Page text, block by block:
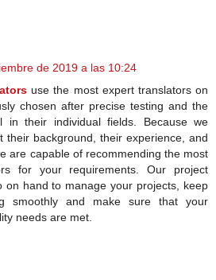
de 2019 a las 10:24
use the most expert translators on
chosen after precise testing and the
in their individual fields. Because we
their background, their experience, and
are capable of recommending the most
for your requirements. Our project
on hand to manage your projects, keep
smoothly and make sure that your
needs are met.